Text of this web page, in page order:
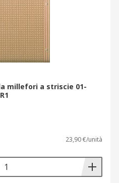
millefori a striscie 01-
23,90 €/unità